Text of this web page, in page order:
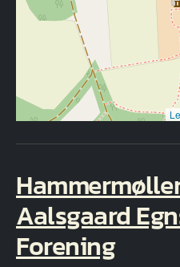
Aalsgaard
Forening